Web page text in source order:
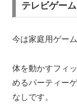
テレビゲーム
今は家庭用ゲー
体を動かすフィ
めるパーティー
なしです。